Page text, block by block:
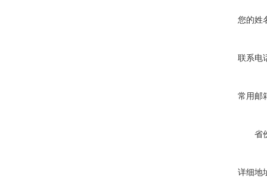
您的姓
联系电
常用邮
省
详细地